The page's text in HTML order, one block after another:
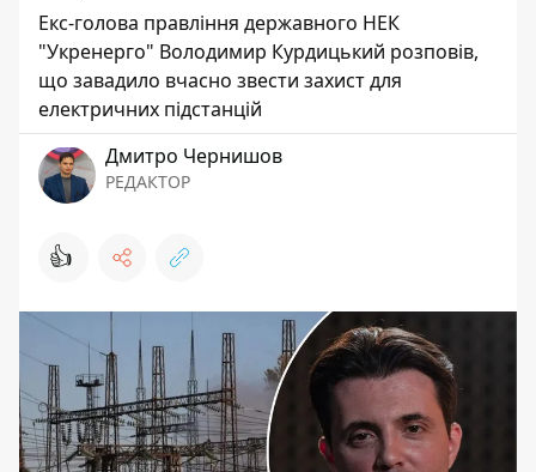
Екс-голова правління державного НЕК
"Укренерго" Володимир Курдицький розповів,
що завадило вчасно звести захист для
електричних підстанцій
Дмитро Чернишов
РЕДАКТОР
👍